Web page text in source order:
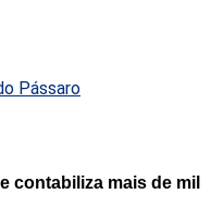
contabiliza mais de mil